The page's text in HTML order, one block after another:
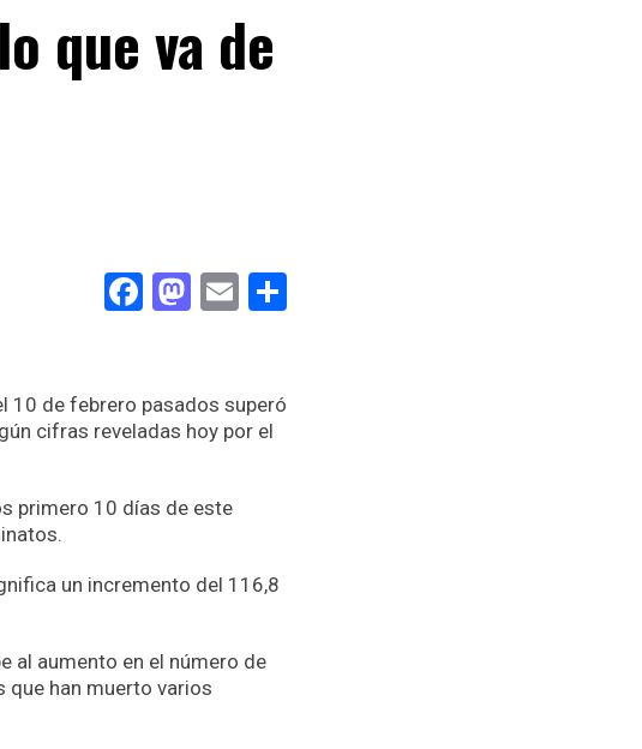
que va de
Facebook
Mastodon
Email
10 de febrero pasados superó
cifras reveladas hoy por el
primero 10 días de este
un incremento del 116,8
al aumento en el número de
que han muerto varios